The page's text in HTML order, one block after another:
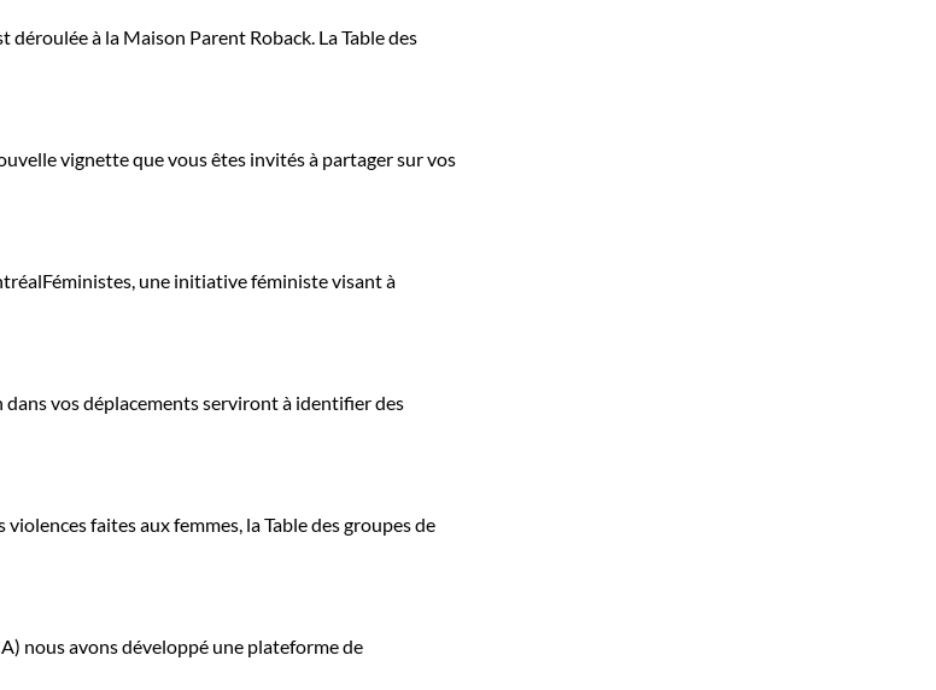
déroulée à la Maison Parent Roback. La Table des
vignette que vous êtes invités à partager sur vos
une initiative féministe visant à
dans vos déplacements serviront à identifier des
faites aux femmes, la Table des groupes de
nous avons développé une plateforme de